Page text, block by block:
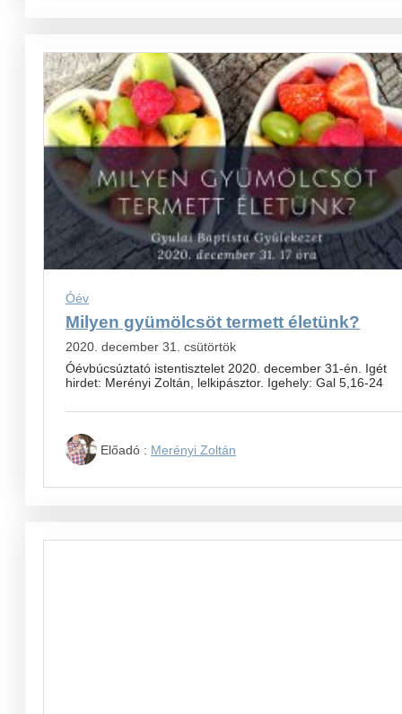
Óév
Milyen gyümölcsöt termett életünk?
2020. december 31. csütörtök
Óévbúcsúztató istentisztelet 2020. december 31-én. Igét
hirdet: Merényi Zoltán, lelkipásztor. Igehely: Gal 5,16-24
Előadó : Merényi Zoltán